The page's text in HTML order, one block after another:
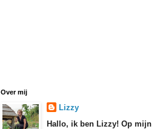
Over mij
Lizzy
Hallo, ik ben Lizzy! Op mijn